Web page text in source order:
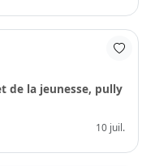
de la jeunesse, pully
10 juil.